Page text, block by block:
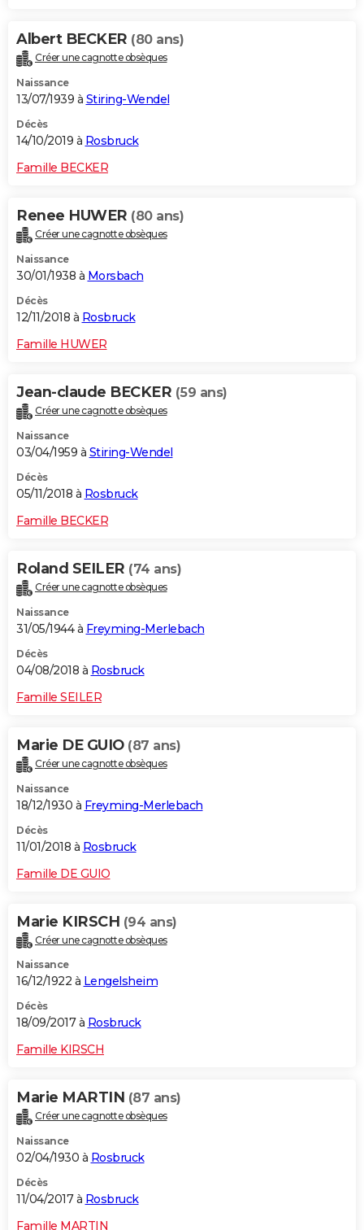
Albert BECKER (80 ans)
Créer une cagnotte obsèques
Naissance
13/07/1939 à Stiring-Wendel
Décès
14/10/2019 à Rosbruck
Famille BECKER
Renee HUWER (80 ans)
Créer une cagnotte obsèques
Naissance
30/01/1938 à Morsbach
Décès
12/11/2018 à Rosbruck
Famille HUWER
Jean-claude BECKER (59 ans)
Créer une cagnotte obsèques
Naissance
03/04/1959 à Stiring-Wendel
Décès
05/11/2018 à Rosbruck
Famille BECKER
Roland SEILER (74 ans)
Créer une cagnotte obsèques
Naissance
31/05/1944 à Freyming-Merlebach
Décès
04/08/2018 à Rosbruck
Famille SEILER
Marie DE GUIO (87 ans)
Créer une cagnotte obsèques
Naissance
18/12/1930 à Freyming-Merlebach
Décès
11/01/2018 à Rosbruck
Famille DE GUIO
Marie KIRSCH (94 ans)
Créer une cagnotte obsèques
Naissance
16/12/1922 à Lengelsheim
Décès
18/09/2017 à Rosbruck
Famille KIRSCH
Marie MARTIN (87 ans)
Créer une cagnotte obsèques
Naissance
02/04/1930 à Rosbruck
Décès
11/04/2017 à Rosbruck
Famille MARTIN